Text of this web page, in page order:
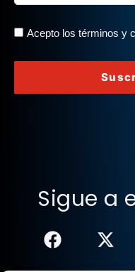
Acepto los términos y
Sigue a